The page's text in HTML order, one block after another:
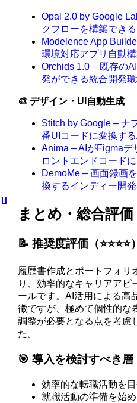
Opal 2.0 by Google
クフローを構築でき
Modelence App
環境対応アプリ自動
Orchids 1.0 – 既存の
発ができる統合開発
🎨 デザイン・UI自動生成
Stitch by Google – ナ
番UIコードに変換す
Anima – AIがFigmaデ
ロントエンドコード
DemoMe – 画面録画
換するインディー開
まとめ・総合評価
📝 推奨度評価（⭐️⭐️⭐️⭐️）
履歴書作成とポートフォリ
り、効率的なキャリアアピ
ールです。AI活用による高
徴ですが、極めて個性的な
調整が必要となる点を考慮
た。
🎯 導入を検討すべき層
効率的な転職活動を
就職活動の準備を始